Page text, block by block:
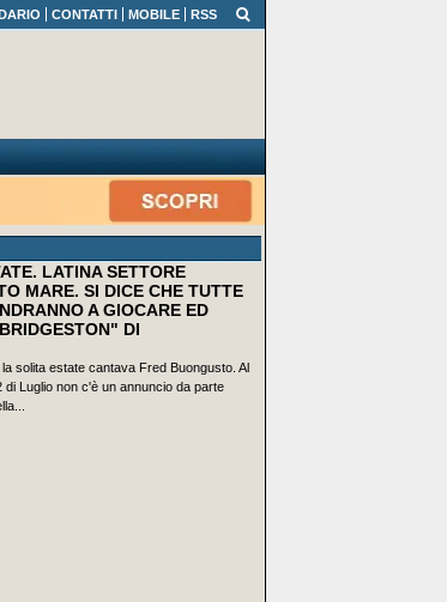
CONTATTI MOBILE RSS
LATINA SETTORE
MARE. SI DICE CHE TUTTE
A GIOCARE ED
DI
la solita estate cantava Fred Buongusto. Al
di Luglio non c'è un annuncio da parte